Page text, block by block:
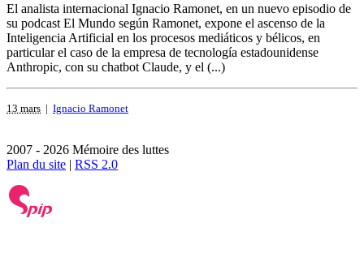
El analista internacional Ignacio Ramonet, en un nuevo episodio de
su podcast El Mundo según Ramonet, expone el ascenso de la
Inteligencia Artificial en los procesos mediáticos y bélicos, en
particular el caso de la empresa de tecnología estadounidense
Anthropic, con su chatbot Claude, y el (...)
13 mars | Ignacio Ramonet
2007 - 2026 Mémoire des luttes
Plan du site | RSS 2.0